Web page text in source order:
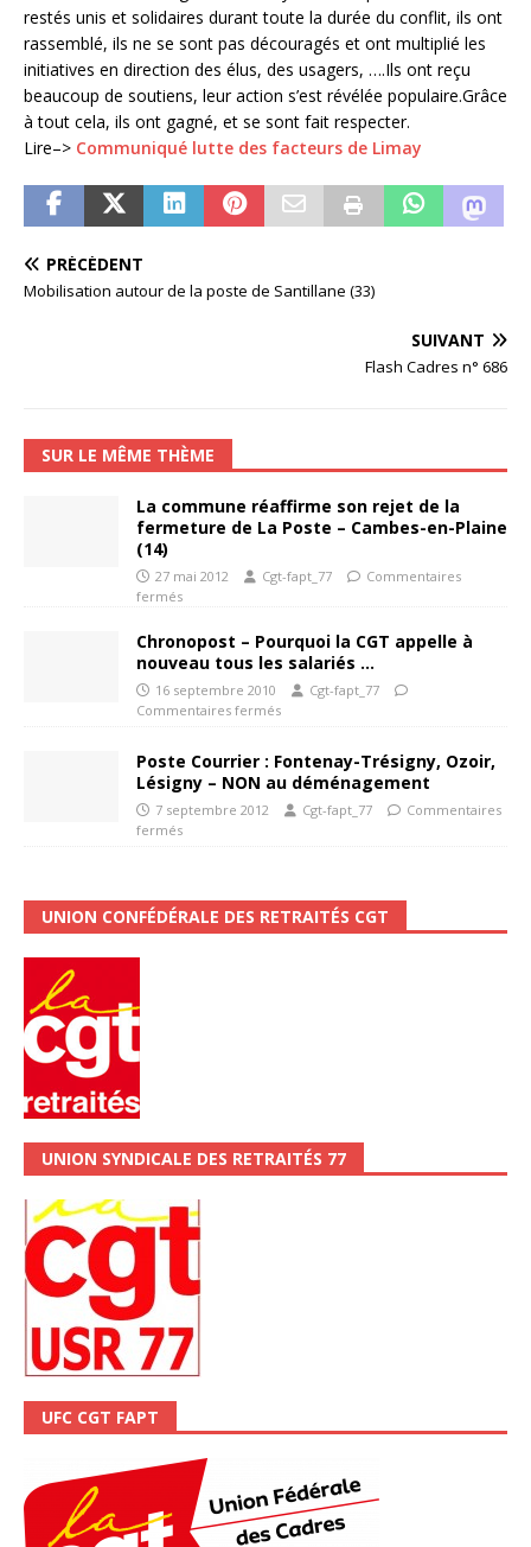
restés unis et solidaires durant toute la durée du conflit, ils ont
rassemblé, ils ne se sont pas découragés et ont multiplié les
initiatives en direction des élus, des usagers, ….Ils ont reçu
beaucoup de soutiens, leur action s’est révélée populaire.Grâce
à tout cela, ils ont gagné, et se sont fait respecter.
Lire–> Communiqué lutte des facteurs de Limay
PRÉCÉDENT
Mobilisation autour de la poste de Santillane (33)
SUIVANT
Flash Cadres n° 686
SUR LE MÊME THÈME
La commune réaffirme son rejet de la
fermeture de La Poste – Cambes-en-Plaine
(14)
27 mai 2012 Cgt-fapt_77
Commentaires
fermés
Chronopost – Pourquoi la CGT appelle à
nouveau tous les salariés …
16 septembre 2010
Cgt-fapt_77
Commentaires fermés
Poste Courrier : Fontenay-Trésigny, Ozoir,
Lésigny – NON au déménagement
7 septembre 2012 Cgt-fapt_77
Commentaires
fermés
UNION CONFÉDÉRALE DES RETRAITÉS CGT
UNION SYNDICALE DES RETRAITÉS 77
UFC CGT FAPT